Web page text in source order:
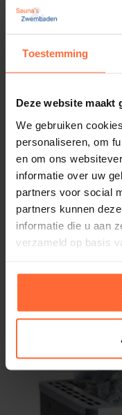
Toestemming
Deze website maakt
We gebruiken
personaliseren, om
en om ons
informatie over uw
partners voor social
partners kunnen
informatie die u aan
verzameld op basis
Saunaoven EOS
Vermogen: 7500